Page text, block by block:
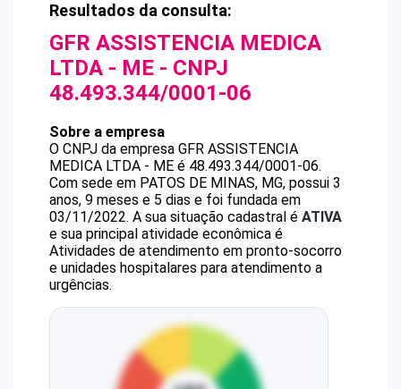
Resultados da consulta:
GFR ASSISTENCIA MEDICA
LTDA - ME - CNPJ
48.493.344/0001-06
Sobre a empresa
O CNPJ da empresa GFR ASSISTENCIA
MEDICA LTDA - ME é 48.493.344/0001-06.
Com sede em PATOS DE MINAS, MG, possui 3
anos, 9 meses e 5 dias e foi fundada em
03/11/2022. A sua situação cadastral é ATIVA
e sua principal atividade econômica é
Atividades de atendimento em pronto-socorro
e unidades hospitalares para atendimento a
urgências.